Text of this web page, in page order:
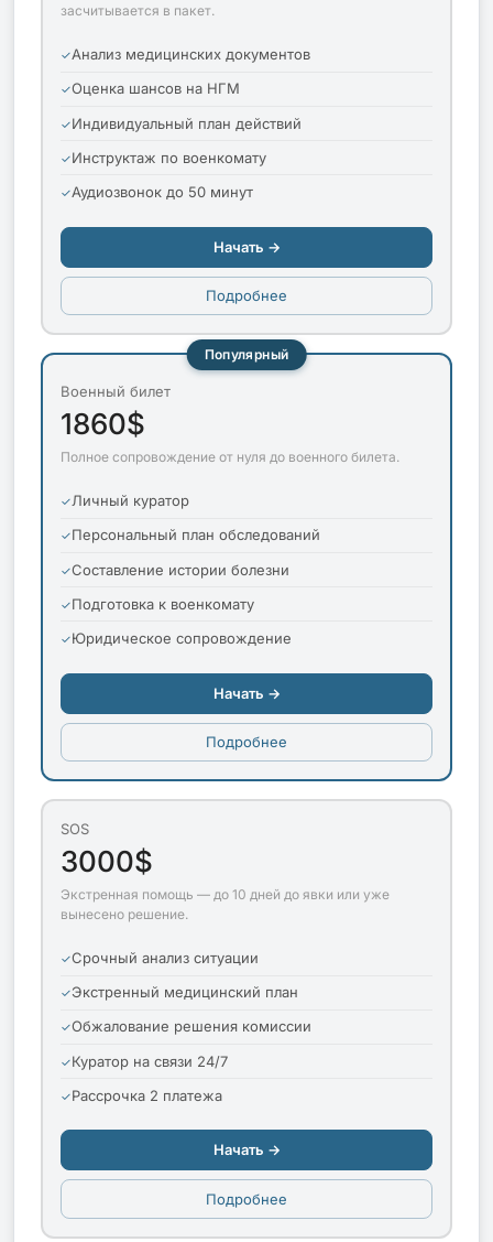
засчитывается в пакет.
Анализ медицинских документов
Оценка шансов на НГМ
Индивидуальный план действий
Инструктаж по военкомату
Аудиозвонок до 50 минут
Начать →
Подробнее
Популярный
Военный билет
1860$
Полное сопровождение от нуля до военного билета.
Личный куратор
Персональный план обследований
Составление истории болезни
Подготовка к военкомату
Юридическое сопровождение
Начать →
Подробнее
SOS
3000$
Экстренная помощь — до 10 дней до явки или уже
вынесено решение.
Срочный анализ ситуации
Экстренный медицинский план
Обжалование решения комиссии
Куратор на связи 24/7
Рассрочка 2 платежа
Начать →
Подробнее